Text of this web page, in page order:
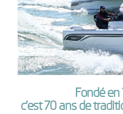
Fondé en
c’est 70 ans de